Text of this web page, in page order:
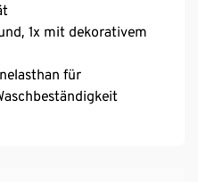
1x mit dekorativem
für